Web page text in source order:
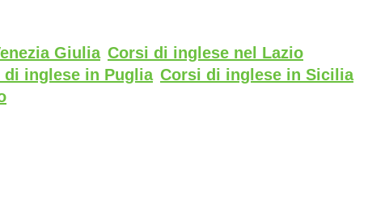
Giulia Corsi di inglese nel Lazio
di inglese in Puglia Corsi di inglese in Sicilia